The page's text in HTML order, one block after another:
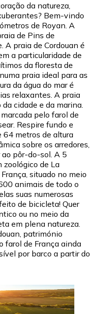
da natureza,
Bem-vindo
de Royan. A
de Pins de
A praia de Cordouan é
a particularidade de
da floresta de
praia ideal para as
da água do mar é
relaxantes. A praia
cidade e da marina.
pelo farol de
Respire fundo e
64 metros de altura
sobre os arredores,
pôr-do-sol. A 5
zoológico de La
situado no meio
animais de todo o
suas numerosas
de bicicleta! Quer
ou no meio da
em plena natureza.
património
farol de França ainda
por barco a partir do